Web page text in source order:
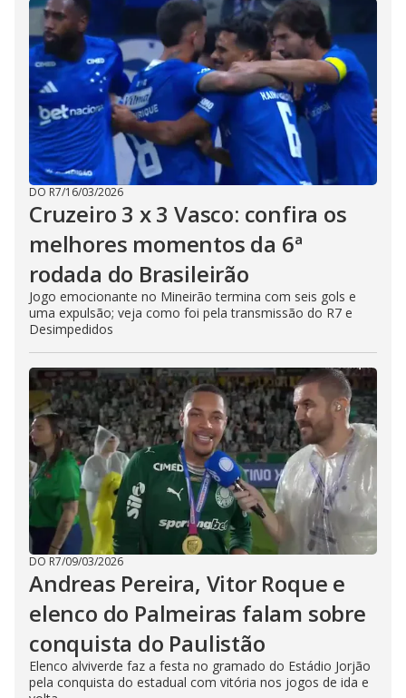
DO R7/16/03/2026
Cruzeiro 3 x 3 Vasco: confira os
melhores momentos da 6ª
rodada do Brasileirão
Jogo emocionante no Mineirão termina com seis gols e
uma expulsão; veja como foi pela transmissão do R7 e
Desimpedidos
DO R7/09/03/2026
Andreas Pereira, Vitor Roque e
elenco do Palmeiras falam sobre
conquista do Paulistão
Elenco alviverde faz a festa no gramado do Estádio Jorjão
pela conquista do estadual com vitória nos jogos de ida e